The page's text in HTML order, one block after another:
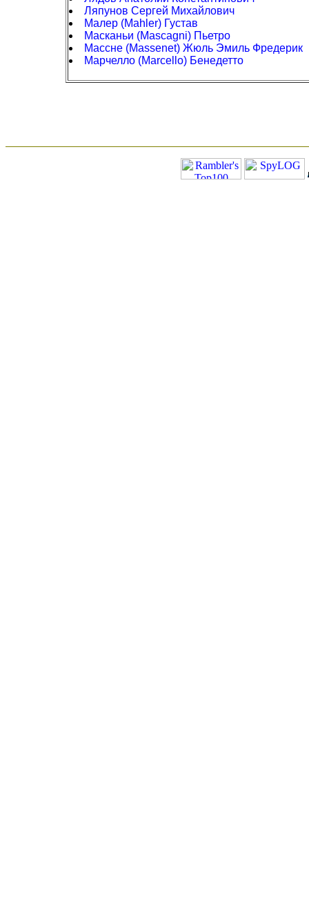
Ляпунов Сергей Михайлович
Малер (Mahler) Густав
Масканьи (Mascagni) Пьетро
Массне (Massenet) Жюль Эмиль Фредерик
Марчелло (Marcello) Бенедетто